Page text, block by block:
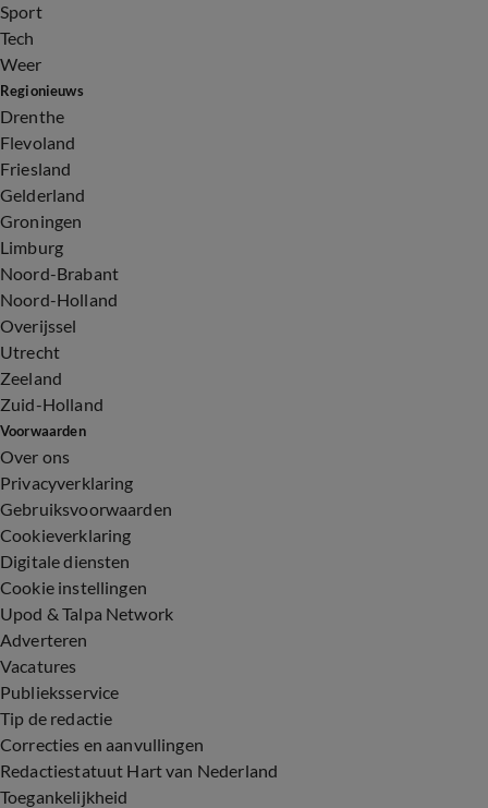
Sport
Tech
Weer
Regionieuws
Drenthe
Flevoland
Friesland
Gelderland
Groningen
Limburg
Noord-Brabant
Noord-Holland
Overijssel
Utrecht
Zeeland
Zuid-Holland
Voorwaarden
Over ons
Privacyverklaring
Gebruiksvoorwaarden
Cookieverklaring
Digitale diensten
Cookie instellingen
Upod & Talpa Network
Adverteren
Vacatures
Publieksservice
Tip de redactie
Correcties en aanvullingen
Redactiestatuut Hart van Nederland
Toegankelijkheid